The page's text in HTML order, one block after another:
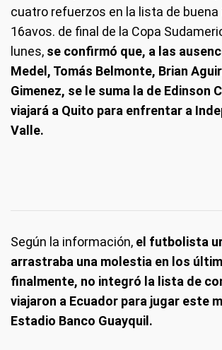
cuatro refuerzos en la lista de buena
16avos. de final de la Copa
lunes, se confirmó que, a las
Medel, Tomás Belmonte, Brian
Gimenez, se le suma la de Edinson
viajará a Quito para enfrentar a
Valle.
Según la información, el futbolista
arrastraba una molestia en los
finalmente, no integró la lista de
viajaron a Ecuador para jugar este
Estadio Banco Guayquil.